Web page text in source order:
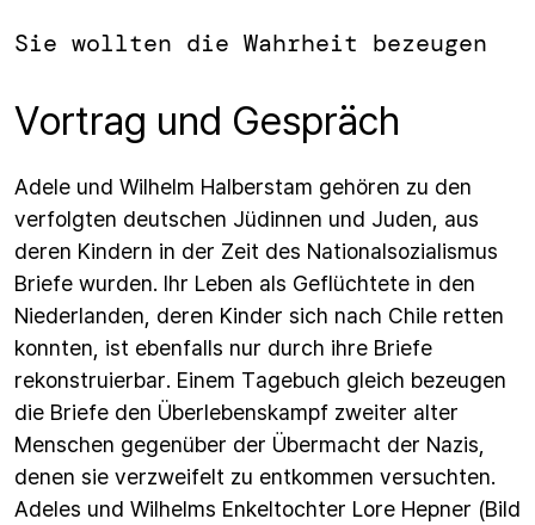
Sie wollten die Wahrheit bezeugen
Vortrag und Gespräch
Adele und Wilhelm Halberstam gehören zu den
verfolgten deutschen Jüdinnen und Juden, aus
deren Kindern in der Zeit des Nationalsozialismus
Briefe wurden. Ihr Leben als Geflüchtete in den
Niederlanden, deren Kinder sich nach Chile retten
konnten, ist ebenfalls nur durch ihre Briefe
rekonstruierbar. Einem Tagebuch gleich bezeugen
die Briefe den Überlebenskampf zweiter alter
Menschen gegenüber der Übermacht der Nazis,
denen sie verzweifelt zu entkommen versuchten.
Adeles und Wilhelms Enkeltochter Lore Hepner (Bild